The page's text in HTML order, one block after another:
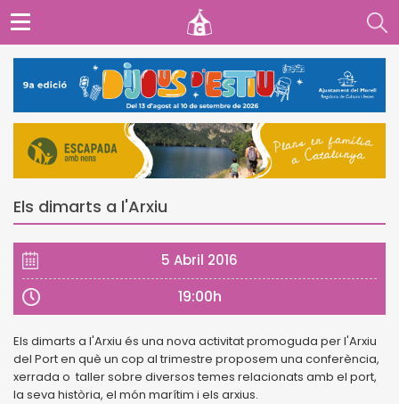
Els dimarts a l'Arxiu
5 Abril 2016
19:00h
Els dimarts a l'Arxiu és una nova activitat promoguda per l'Arxiu
del Port en què un cop al trimestre proposem una conferència,
xerrada o taller sobre diversos temes relacionats amb el port,
la seva història, el món marítim i els arxius.